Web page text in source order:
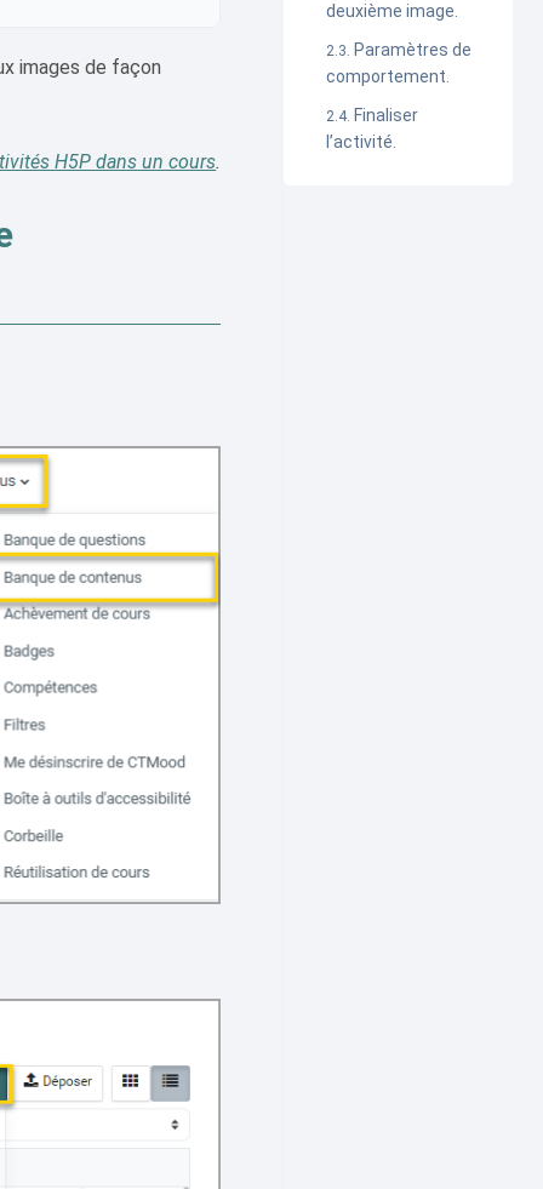
images de façon
H5P dans un cours.
deuxième image.
Paramètres de
comportement.
Finaliser
l’activité.